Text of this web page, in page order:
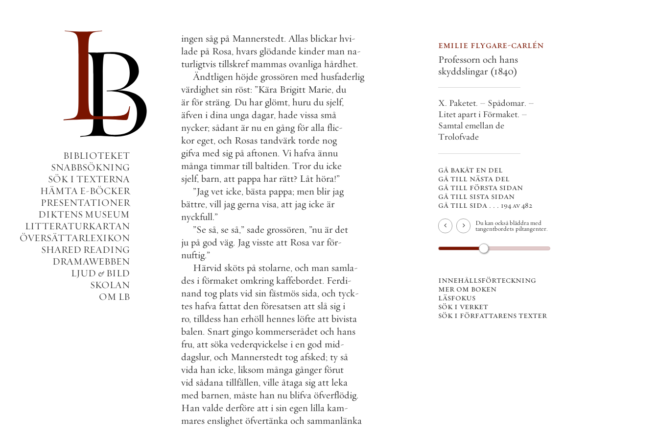
BIBLIOTEKET
SNABBSÖKNING
SÖK I TEXTERNA
HÄMTA E-BÖCKER
PRESENTATIONER
DIKTENS MUSEUM
LITTERATURKARTAN
ÖVERSÄTTARLEXIKON
SHARED READING
DRAMAWEBBEN
LJUD & BILD
SKOLAN
OM LB
ingen såg på Mannerstedt. Allas blickar hvi-
lade på Rosa, hvars glödande kinder man na-
turligtvis tillskref mammas ovanliga hårdhet.
Ändtligen höjde grossören med husfaderlig
värdighet sin röst: ”Kära Brigitt Marie, du
är för sträng. Du har glömt, huru du sjelf,
äfven i dina unga dagar, hade vissa små
nycker; sådant är nu en gång för alla flic-
kor eget, och Rosas tandvärk torde nog
gifva med sig på aftonen. Vi hafva ännu
många timmar till baltiden. Tror du icke
sjelf, barn, att pappa har rätt? Låt höra!”
”Jag vet icke, bästa pappa; men blir jag
bättre, vill jag gerna visa, att jag icke är
nyckfull.”
”Se så, se så,” sade grossören, ”nu är det
ju på god väg. Jag visste att Rosa var för-
nuftig.”
Härvid sköts på stolarne, och man samla-
des i förmaket omkring kaffebordet. Ferdi-
nand tog plats vid sin fästmös sida, och tyck-
tes hafva fattat den föresatsen att slå sig i
ro, tilldess han erhöll hennes löfte att bivista
balen. Snart gingo kommerserådet och hans
fru, att söka vederqvickelse i en god mid-
dagslur, och Mannerstedt tog afsked; ty så
vida han icke, liksom många gånger förut
vid sådana tillfällen, ville åtaga sig att leka
med barnen, måste han nu blifva öfverflödig.
Han valde derföre att i sin egen lilla kam-
mares enslighet öfvertänka och sammanlänka
emilie flygare-carlén
Professorn och hans
skyddslingar (1840)
X. Paketet. – Spådomar. –
Litet apart i Förmaket. –
Samtal emellan de
Trolofvade
gå bakåt en del
gå till nästa del
gå till första sidan
gå till sista sidan
gå till sida . . . 194 av 482
Du kan också bläddra med
tangentbordets piltangenter.
innehållsförteckning
mer om boken
läsfokus
sök i verket
sök i författarens texter